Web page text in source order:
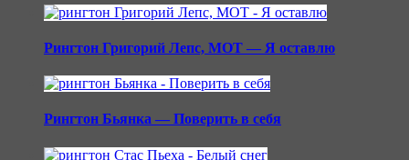
Рингтон Григорий Лепс, МОТ — Я оставлю
Рингтон Бьянка — Поверить в себя